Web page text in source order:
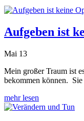
Aufgeben ist
Mai 13
Mein großer Traum ist
bekommen können.
mehr lesen